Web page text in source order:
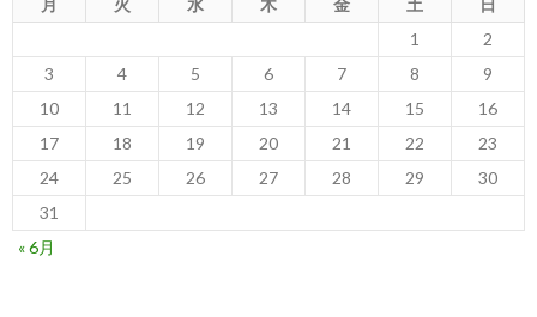
月 火 水 木 金 土
日
1
2
3
4 5 6 7 8
9
10
11 12 13 14 15
16
17
18 19 20 21 22
23
24
25 26 27 28 29
30
31
« 6月